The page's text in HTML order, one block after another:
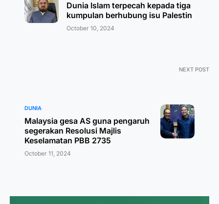
Dunia Islam terpecah kepada tiga
kumpulan berhubung isu Palestin
October 10, 2024
NEXT POST
DUNIA
Malaysia gesa AS guna pengaruh
segerakan Resolusi Majlis
Keselamatan PBB 2735
October 11, 2024